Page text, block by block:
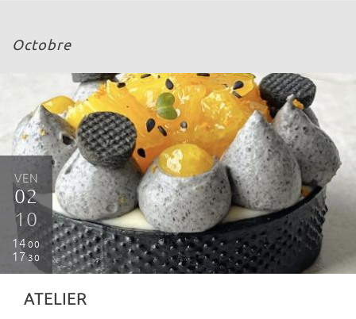
Octobre
VEN
02
10
14 00
1730
ATELIER